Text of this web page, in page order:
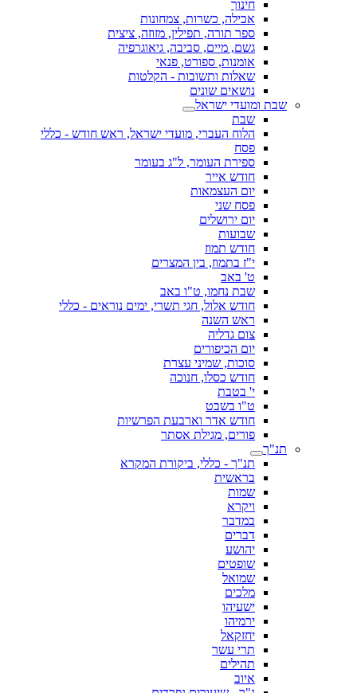
חינוך
אכילה, כשרות, צמחונות
ספר תורה, תפילין, מזוזה, ציצית
גשם, מיים, סביבה, גיאוגרפיה
אומנות, ספורט, פנאי
שאלות ותשובות - הקלטות
נושאים שונים
שבת ומועדי ישראל
שבת
הלוח העברי, מועדי ישראל, ראש חודש - כללי
פסח
ספירת העומר, ל"ג בעומר
חודש אייר
יום העצמאות
פסח שני
יום ירושלים
שבועות
חודש תמוז
י"ז בתמוז, בין המצרים
ט' באב
שבת נחמו, ט"ו באב
חודש אלול, חגי תשרי, ימים נוראים - כללי
ראש השנה
צום גדליה
יום הכיפורים
סוכות, שמיני עצרת
חודש כסלו, חנוכה
י' בטבת
ט"ו בשבט
חודש אדר וארבעת הפרשיות
פורים, מגילת אסתר
תנ"ך
תנ"ך - כללי, ביקורת המקרא
בראשית
שמות
ויקרא
במדבר
דברים
יהושע
שופטים
שמואל
מלכים
ישעיהו
ירמיהו
יחזקאל
תרי עשר
תהילים
איוב